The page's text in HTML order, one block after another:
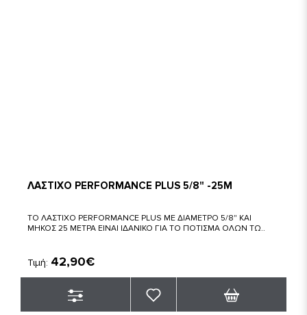
ΛΑΣΤΙΧΟ PERFORMANCE PLUS 5/8" -25M
ΤΟ ΛΑΣΤΙΧΟ PERFORMANCE PLUS ΜΕ ΔΙΑΜΕΤΡΟ 5/8" ΚΑΙ
ΜΗΚΟΣ 25 ΜΕΤΡΑ ΕΙΝΑΙ ΙΔΑΝΙΚΟ ΓΙΑ ΤΟ ΠΟΤΙΣΜΑ ΟΛΩΝ ΤΩ..
Τιμή: 42,90€